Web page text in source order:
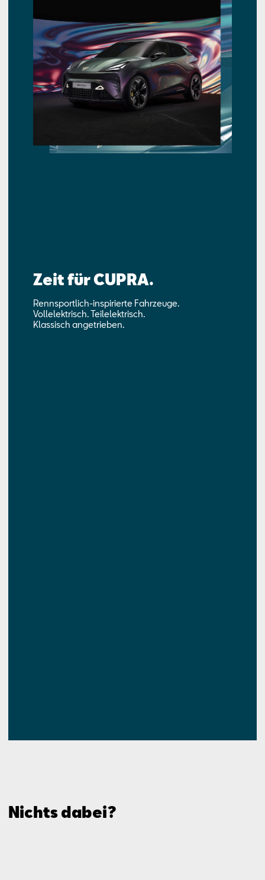
Zeit für CUPRA.
Rennsportlich-inspirierte Fahrzeuge.
Vollelektrisch. Teilelektrisch.
Klassisch angetrieben.
Nichts dabei?